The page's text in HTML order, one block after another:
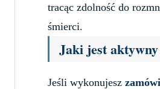
tracąc zdolność do
śmierci.
Jaki jest
Jeśli wykonujesz